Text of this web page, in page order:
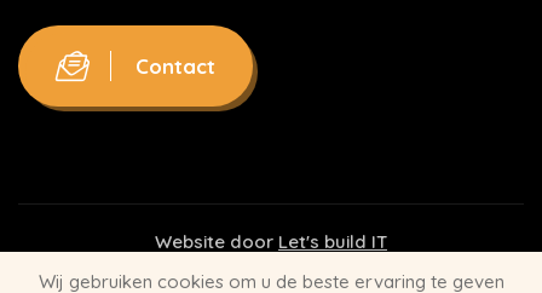
Contact
Website door Let's build IT
Wij gebruiken cookies om u de beste ervaring te geven